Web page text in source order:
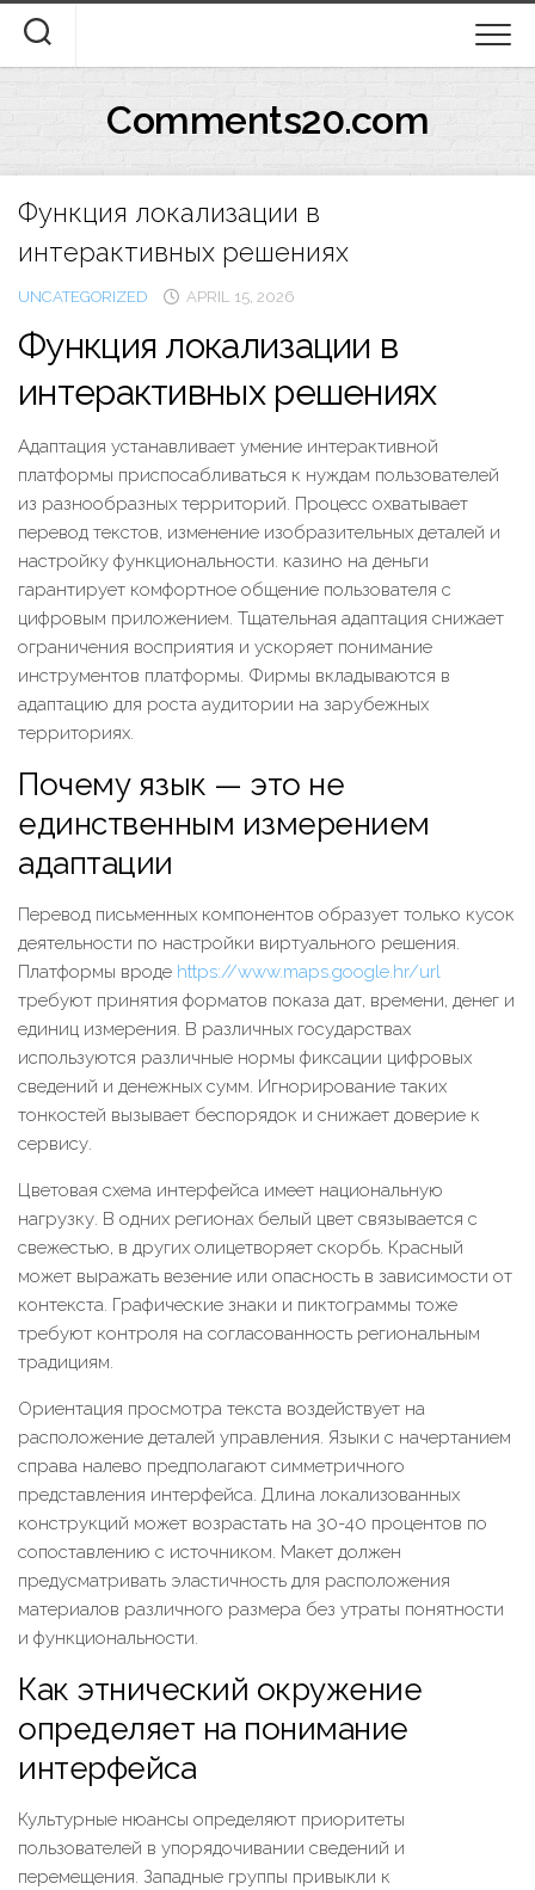
content
Comments20.com
Функция локализации в
интерактивных решениях
UNCATEGORIZED APRIL 15, 2026
Функция локализации в
интерактивных решениях
Адаптация устанавливает умение интерактивной
платформы приспосабливаться к нуждам пользователей
из разнообразных территорий. Процесс охватывает
перевод текстов, изменение изобразительных деталей и
настройку функциональности. казино на деньги
гарантирует комфортное общение пользователя с
цифровым приложением. Тщательная адаптация снижает
ограничения восприятия и ускоряет понимание
инструментов платформы. Фирмы вкладываются в
адаптацию для роста аудитории на зарубежных
территориях.
Почему язык — это не
единственным измерением
адаптации
Перевод письменных компонентов образует только кусок
деятельности по настройки виртуального решения.
Платформы вроде https://www.maps.google.hr/url
требуют принятия форматов показа дат, времени, денег и
единиц измерения. В различных государствах
используются различные нормы фиксации цифровых
сведений и денежных сумм. Игнорирование таких
тонкостей вызывает беспорядок и снижает доверие к
сервису.
Цветовая схема интерфейса имеет национальную
нагрузку. В одних регионах белый цвет связывается с
свежестью, в других олицетворяет скорбь. Красный
может выражать везение или опасность в зависимости от
контекста. Графические знаки и пиктограммы тоже
требуют контроля на согласованность региональным
традициям.
Ориентация просмотра текста воздействует на
расположение деталей управления. Языки с начертанием
справа налево предполагают симметричного
представления интерфейса. Длина локализованных
конструкций может возрастать на 30-40 процентов по
сопоставлению с источником. Макет должен
предусматривать эластичность для расположения
материалов различного размера без утраты понятности
и функциональности.
Как этнический окружение
определяет на понимание
интерфейса
Культурные нюансы определяют приоритеты
пользователей в упорядочивании сведений и
перемещения. Западные группы привыкли к